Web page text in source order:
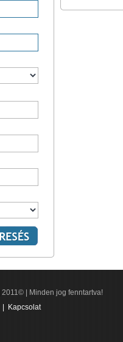
| 2011© | Minden jog fenntartva!
Kapcsolat